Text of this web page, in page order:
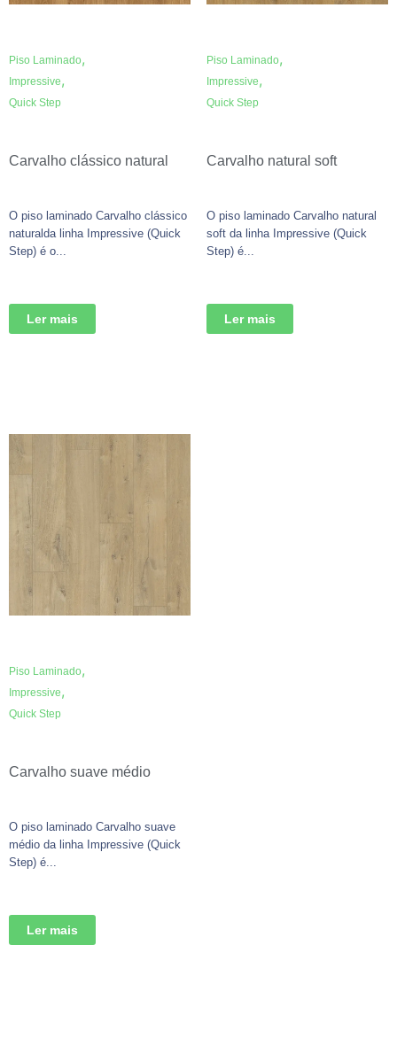
Piso Laminado,
Impressive,
Quick Step
Carvalho clássico natural
O piso laminado Carvalho clássico
naturalda linha Impressive (Quick
Step) é o...
Ler mais
Piso Laminado,
Impressive,
Quick Step
Carvalho natural soft
O piso laminado Carvalho natural
soft da linha Impressive (Quick
Step) é...
Ler mais
Piso Laminado,
Impressive,
Quick Step
Carvalho suave médio
O piso laminado Carvalho suave
médio da linha Impressive (Quick
Step) é...
Ler mais